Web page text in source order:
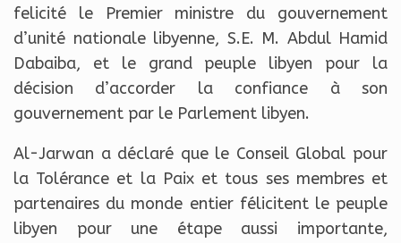
felicité le Premier ministre du gouvernement
d’unité nationale libyenne, S.E. M. Abdul Hamid
Dabaiba, et le grand peuple libyen pour la
décision d’accorder la confiance à son
gouvernement par le Parlement libyen.
Al-Jarwan a déclaré que le Conseil Global pour
la Tolérance et la Paix et tous ses membres et
partenaires du monde entier félicitent le peuple
libyen pour une étape aussi importante,